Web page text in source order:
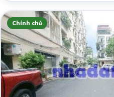
Chính chủ